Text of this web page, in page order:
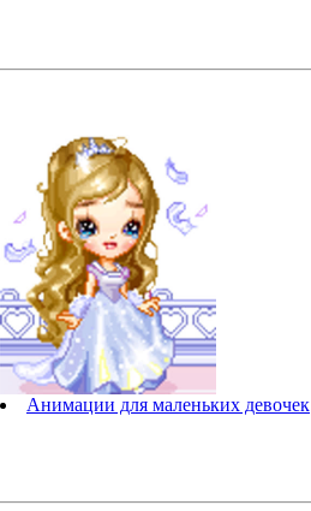
Анимации для маленьких девочек